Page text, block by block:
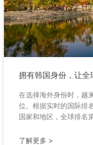
拥有韩国身份，让
在选择海外身份时，越
位。根据实时的国际排
国家和地区，全球排名
了解更多 >